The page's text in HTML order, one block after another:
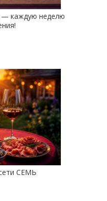
— каждую неделю
СЕМЬ